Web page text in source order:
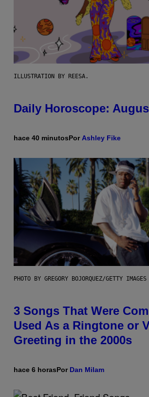
ILLUSTRATION BY REESA.
Daily Horoscope:
hace 40 minutosPorAshley Fike
PHOTO BY GREGORY BOJORQUEZ/GETTY IMAGES
3 Songs That Were
Used As a Ringtone or
Greeting in the 2000s
hace 6 horasPor Dan Milam